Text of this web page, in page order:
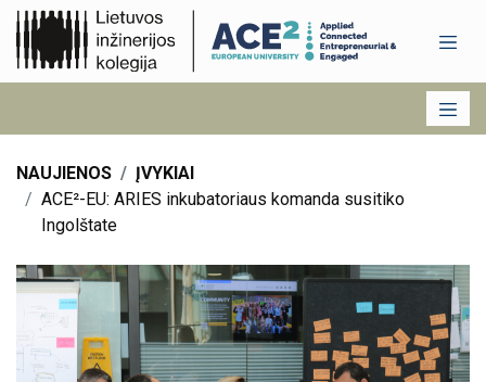
NAUJIENOS
ĮVYKIAI
ACE²-EU: ARIES inkubatoriaus komanda susitiko
Ingolštate